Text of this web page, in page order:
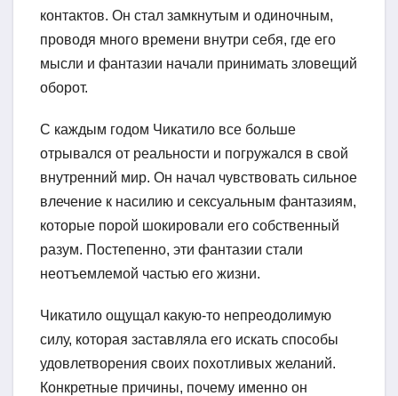
контактов. Он стал замкнутым и одиночным,
проводя много времени внутри себя, где его
мысли и фантазии начали принимать зловещий
оборот.
С каждым годом Чикатило все больше
отрывался от реальности и погружался в свой
внутренний мир. Он начал чувствовать сильное
влечение к насилию и сексуальным фантазиям,
которые порой шокировали его собственный
разум. Постепенно, эти фантазии стали
неотъемлемой частью его жизни.
Чикатило ощущал какую-то непреодолимую
силу, которая заставляла его искать способы
удовлетворения своих похотливых желаний.
Конкретные причины, почему именно он